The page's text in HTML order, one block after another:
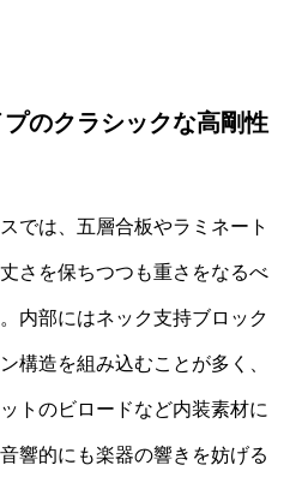
のクラシックな高剛性
では、五層合板やラミネート
さを保ちつつも重さをなるべ
内部にはネック支持ブロック
構造を組み込むことが多く、
トのビロードなど内装素材に
響的にも楽器の響きを妨げる